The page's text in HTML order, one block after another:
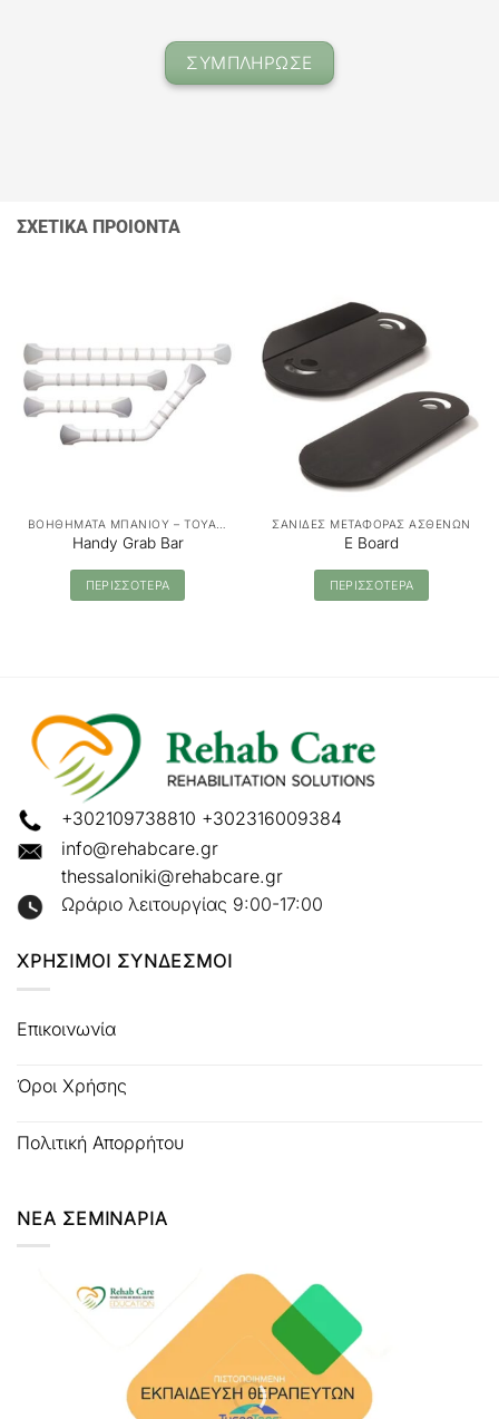
ΣΥΜΠΛΗΡΩΣΕ
ΣΧΕΤΙΚΑ ΠΡΟΙΟΝΤΑ
Handy Grab Bar
ΠΕΡΙΣΣΟΤΕΡΑ
ΣΑΝΙΔΕΣ ΜΕΤΑΦΟΡΑΣ ΑΣΘΕΝΩΝ
E Board
ΠΕΡΙΣΣΟΤΕΡΑ
+302109738810 +302316009384
info@rehabcare.gr
thessaloniki@rehabcare.gr
Ωράριο λειτουργίας 9:00-17:00
ΧΡΗΣΙΜΟΙ ΣΥΝΔΕΣΜΟΙ
Επικοινωνία
Όροι Χρήσης
Πολιτική Απορρήτου
ΝΕΑ ΣΕΜΙΝΑΡΙΑ